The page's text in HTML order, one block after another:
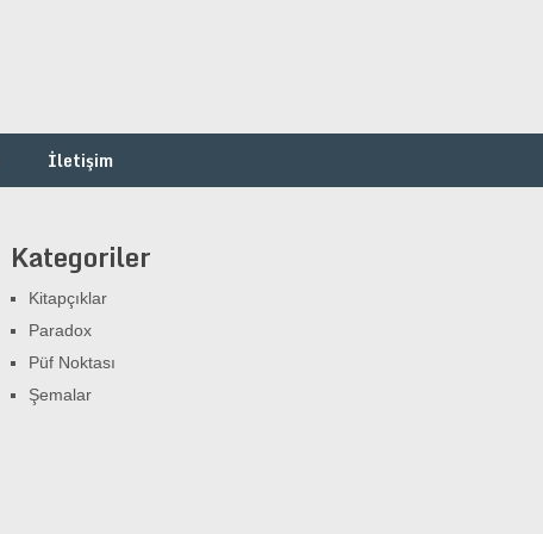
İletişim
Kategoriler
Kitapçıklar
Paradox
Püf Noktası
Şemalar